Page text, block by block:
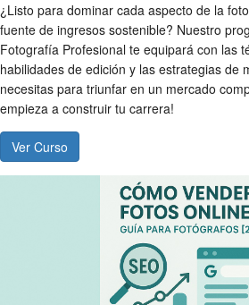
¿Listo para dominar cada aspecto de la
fuente de ingresos sostenible? Nuestro
Fotografía Profesional te equipará con las
habilidades de edición y las estrategias de
necesitas para triunfar en un mercado
empieza a construir tu carrera!
Ver Curso